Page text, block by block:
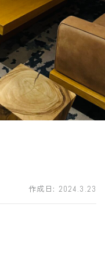
作成日: 2024.3.23